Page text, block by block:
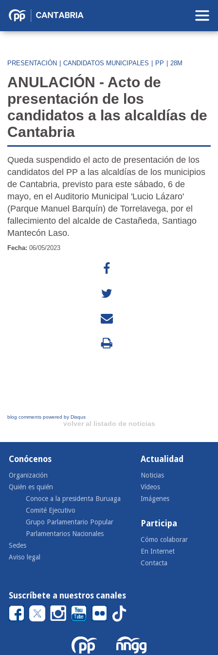
Partido
Cantabria
PRESENTACIÓN CANDIDATOS MUNICIPALES PP 28M
ANULACIÓN - Acto de
presentación de los
candidatos a las alcaldías de
Cantabria
Queda suspendido el acto de presentación de los
candidatos del PP a las alcaldías de los municipios
de Cantabria, previsto para este sábado, 6 de
mayo, en el Auditorio Municipal 'Lucio Lázaro'
(Parque Manuel Barquín) de Torrelavega, por el
fallecimiento del alcalde de Castañeda, Santiago
Mantecón Laso.
Fecha: 06/05/2023
blog comments powered by Disqus
volver al listado de noticias
Conócenos
Organización
Quién es quién
Conoce a la presidenta Buruaga
Comité Ejecutivo
Grupo Parlamentario Popular
Parlamentarios Nacionales
Sedes
Aviso legal
Actualidad
Noticias
Vídeos
Imágenes
Participa
Cómo colaborar
En Internet
Contacta
Suscríbete a nuestros canales